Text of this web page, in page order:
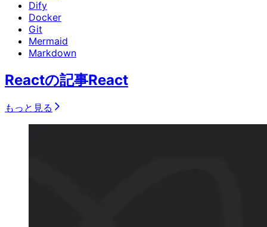
Dify
Docker
Git
Mermaid
Markdown
Reactの記事React
もっと見る